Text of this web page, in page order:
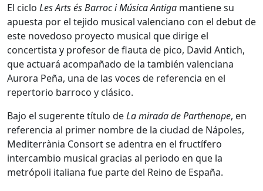
El ciclo Les Arts és Barroc i Música Antiga mantiene su
apuesta por el tejido musical valenciano con el debut de
este novedoso proyecto musical que dirige el
concertista y profesor de flauta de pico, David Antich,
que actuará acompañado de la también valenciana
Aurora Peña, una de las voces de referencia en el
repertorio barroco y clásico.
Bajo el sugerente título deLa mirada de Parthenope, en
referencia al primer nombre de la ciudad de Nápoles,
Mediterrània Consort se adentra en el fructífero
intercambio musical gracias al periodo en que la
metrópoli italiana fue parte del Reino de España.